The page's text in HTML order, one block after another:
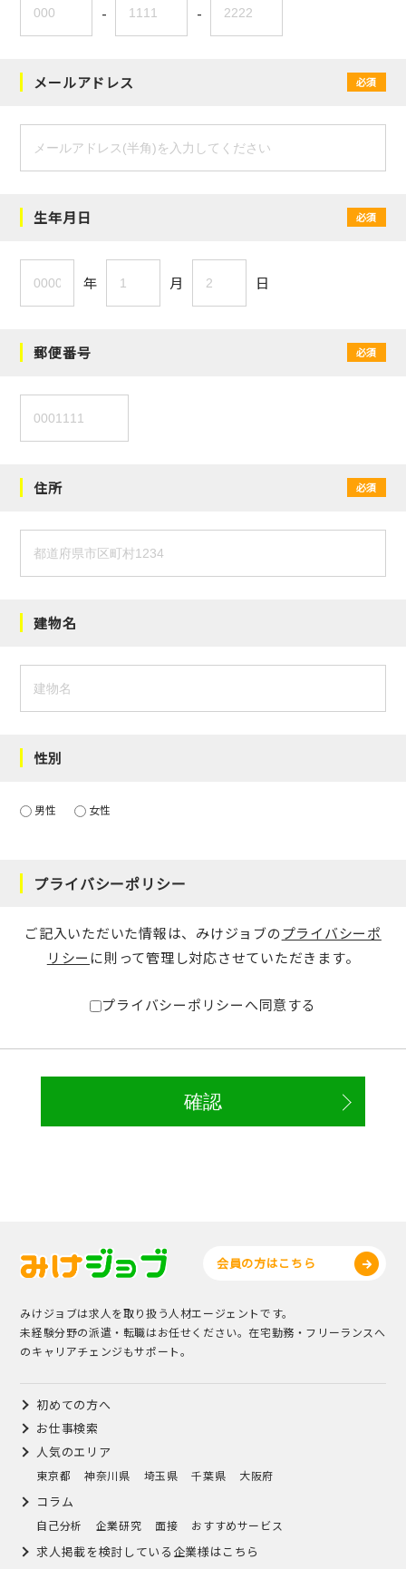
- -
メールアドレス 必須
生年月日 必須
年 月 日
郵便番号 必須
住所 必須
建物名
性別
男性 女性
プライバシーポリシー
ご記入いただいた情報は、みけジョブのプライバシーポ
リシー に則って管理し対応させていただきます。
プライバシーポリシーへ同意する
会員の方はこちら
みけジョブは求人を取り扱う人材エージェントです。
未経験分野の派遣・転職はお任せください。在宅勤務・フリーランスへ
のキャリアチェンジもサポート。
初めての方へ
お仕事検索
人気のエリア
東京都 神奈川県 埼玉県 千葉県 大阪府
コラム
自己分析 企業研究 面接 おすすめサービス
求人掲載を検討している企業様はこちら